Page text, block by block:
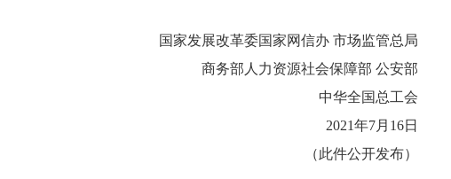
国家发展改革委国家网信办 市场监管总局
商务部人力资源社会保障部 公安部
中华全国总工会
2021年7月16日
（此件公开发布）